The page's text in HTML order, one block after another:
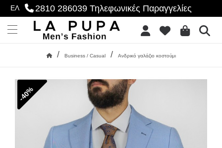
ΕΛ 2810 286039 Τηλεφωνικές Παραγγελίες
menu
/ Business / Casual / Ανδρικό γαλάζιο κοστούμι
-40%